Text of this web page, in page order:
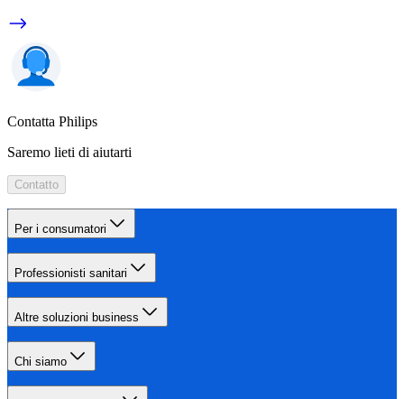
Contatta Philips
Saremo lieti di aiutarti
Contatto
Per i consumatori
Professionisti sanitari
Altre soluzioni business
Chi siamo